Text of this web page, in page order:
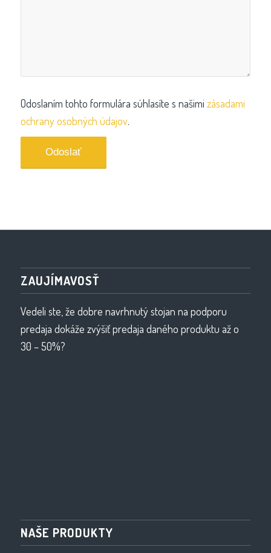
Odoslaním tohto formulára súhlasíte s našimi zásadami
ochrany osobných údajov.
ZAUJÍMAVOSŤ
Vedeli ste, že dobre navrhnutý stojan na podporu
predaja dokáže zvýšiť predaja daného produktu až o
30 – 50%?
NAŠE PRODUKTY